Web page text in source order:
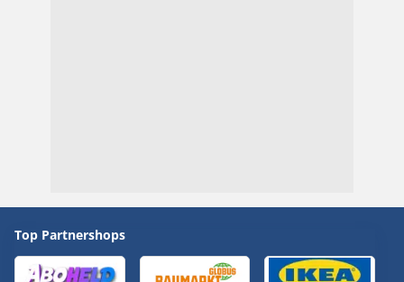
Top Partnershops